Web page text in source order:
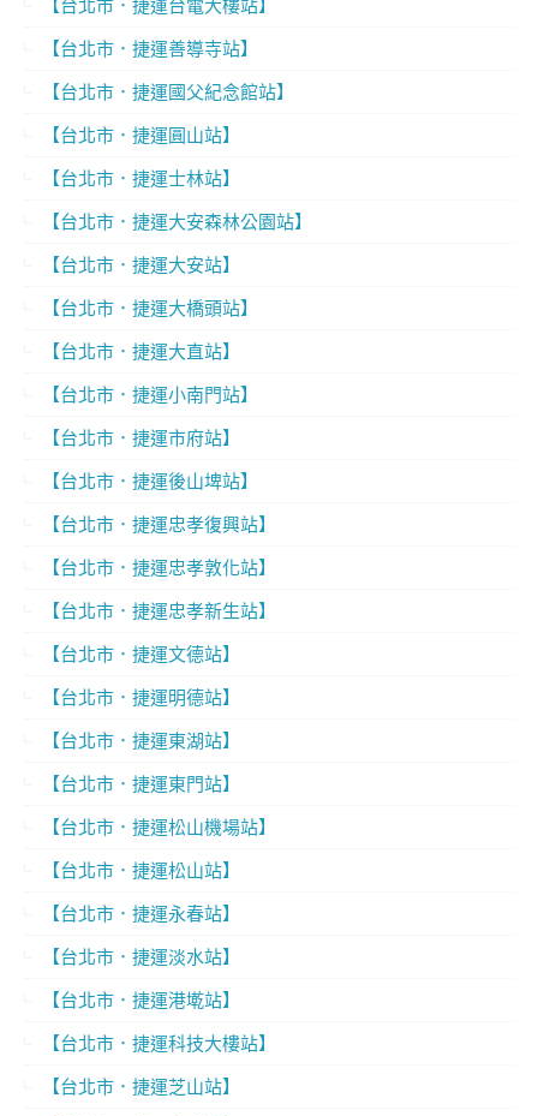
【台北市．捷運台電大樓站】
【台北市．捷運善導寺站】
【台北市．捷運國父紀念館站】
【台北市．捷運圓山站】
【台北市．捷運士林站】
【台北市．捷運大安森林公園站】
【台北市．捷運大安站】
【台北市．捷運大橋頭站】
【台北市．捷運大直站】
【台北市．捷運小南門站】
【台北市．捷運市府站】
【台北市．捷運後山埤站】
【台北市．捷運忠孝復興站】
【台北市．捷運忠孝敦化站】
【台北市．捷運忠孝新生站】
【台北市．捷運文德站】
【台北市．捷運明德站】
【台北市．捷運東湖站】
【台北市．捷運東門站】
【台北市．捷運松山機場站】
【台北市．捷運松山站】
【台北市．捷運永春站】
【台北市．捷運淡水站】
【台北市．捷運港墘站】
【台北市．捷運科技大樓站】
【台北市．捷運芝山站】